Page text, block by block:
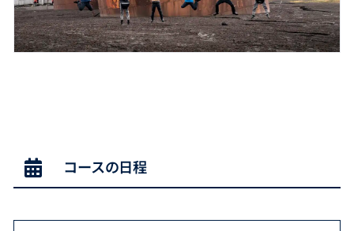
コースの日程